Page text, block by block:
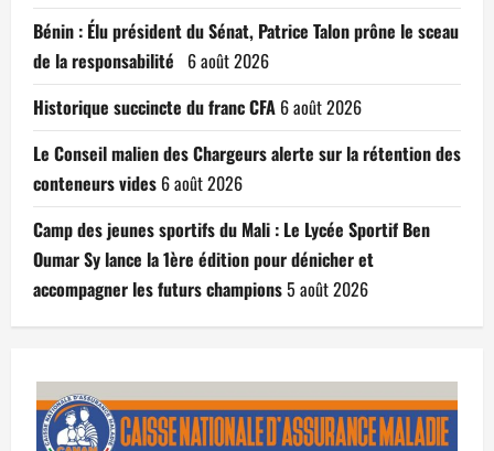
Bénin : Élu président du Sénat, Patrice Talon prône le sceau
de la responsabilité 6 août 2026
Historique succincte du franc CFA 6 août 2026
Le Conseil malien des Chargeurs alerte sur la rétention des
conteneurs vides 6 août 2026
Camp des jeunes sportifs du Mali : Le Lycée Sportif Ben
Oumar Sy lance la 1ère édition pour dénicher et
accompagner les futurs champions5 août 2026